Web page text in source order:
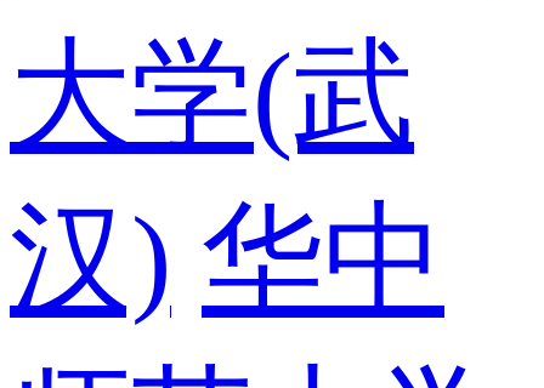
大学(武
汉) 华中